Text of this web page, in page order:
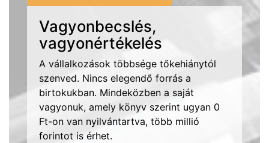
Vagyonbecslés,
vagyonértékelés
A vállalkozások többsége tőkehiánytól
szenved. Nincs elegendő forrás a
birtokukban. Mindeközben a saját
vagyonuk, amely könyv szerint ugyan 0
Ft-on van nyilvántartva, több millió
forintot is érhet.